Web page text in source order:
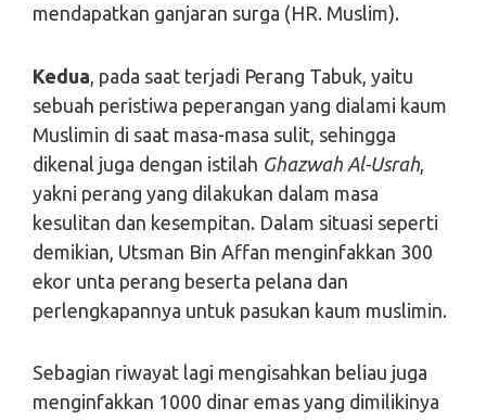
mendapatkan ganjaran surga (HR. Muslim).
Kedua , pada saat terjadi Perang Tabuk, yaitu
sebuah peristiwa peperangan yang dialami kaum
Muslimin di saat masa-masa sulit, sehingga
dikenal juga dengan istilah Ghazwah Al-Usrah
yakni perang yang dilakukan dalam masa
kesulitan dan kesempitan. Dalam situasi seperti
demikian, Utsman Bin Affan menginfakkan 300
ekor unta perang beserta pelana dan
perlengkapannya untuk pasukan kaum muslimin.
Sebagian riwayat lagi mengisahkan beliau juga
menginfakkan 1000 dinar emas yang dimilikinya